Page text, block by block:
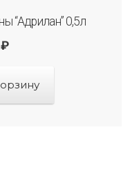
“Адрилан” 0,5л
₽